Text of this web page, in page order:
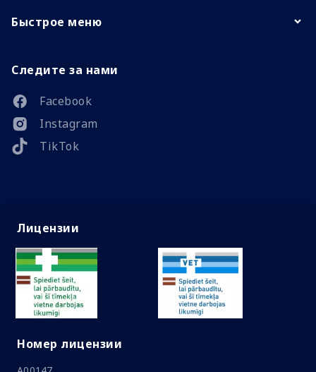
Быстрое меню
Следите за нами
Facebook
Instagram
TikTok
Лицензии
Номер лицензии